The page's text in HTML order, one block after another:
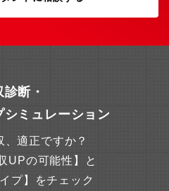
断・
ミュレーション
、適正ですか？
UPの可能性】と
プ】をチェック